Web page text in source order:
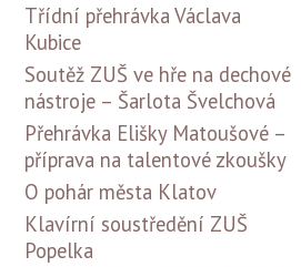
Třídní přehrávka Václava
Kubice
Soutěž ZUŠ ve hře na dechové
nástroje – Šarlota Švelchová
Přehrávka Elišky Matoušové –
příprava na talentové zkoušky
O pohár města Klatov
Klavírní soustředění ZUŠ
Popelka